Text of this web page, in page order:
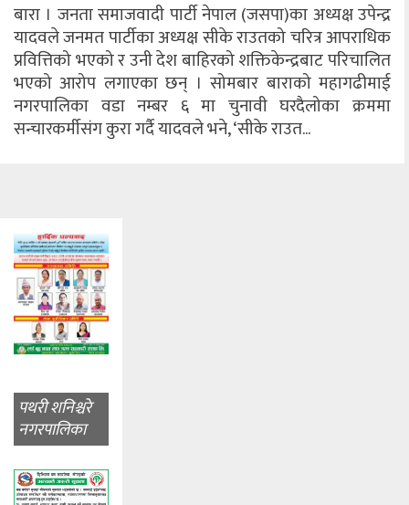
बारा । जनता समाजवादी पार्टी नेपाल (जसपा)का अध्यक्ष उपेन्द्र
यादवले जनमत पार्टीका अध्यक्ष सीके राउतको चरित्र आपराधिक
प्रवित्तिको भएको र उनी देश बाहिरको शक्तिकेन्द्रबाट परिचालित
भएको आरोप लगाएका छन् । सोमबार बाराको महागढीमाई
नगरपालिका वडा नम्बर ६ मा चुनावी घरदैलोका क्रममा
सन्चारकर्मीसंग कुरा गर्दै यादवले भने, ‘सीके राउत...
पथरी शनिश्चरे
नगरपालिका